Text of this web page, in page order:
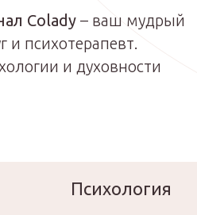
Colady – ваш мудрый
и психотерапевт.
и духовности
Психология